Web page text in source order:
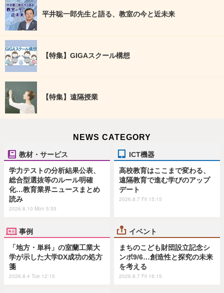
平井聡一郎先生と語る、教室の今と近未来
【特集】GIGAスクール構想
【特集】遠隔授業
NEWS CATEGORY
教材・サービス
学力テストの分析結果公表、
総合型選抜等のルール明確
化…教育業界ニュースまとめ
読み
2026.8.10 Mon 5:55
ICT機器
高校教育はここまで変わる、
遠隔教育で進む学びのアップ
デート
2026.8.7 Fri 15:15
事例
「地方・単科」の室蘭工業大
学が示した大学DX成功の処方
箋
2026.8.4 Tue 12:15
イベント
まちのこども財団設立記念シ
ンポ9/6…創造性と探究の未来
を考える
2026.8.7 Fri 16:15